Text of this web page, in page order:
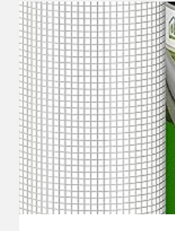
I
19X19MM
I
1M
X
5M
X
1,45MM
I